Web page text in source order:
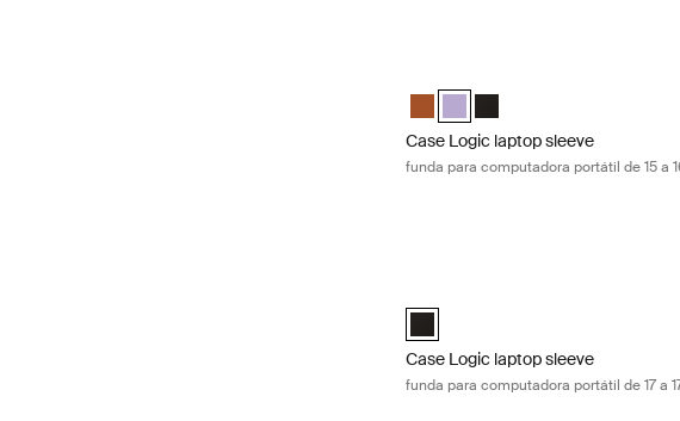
Case Logic 15-16" Laptop Sleeve
Case Logic 15-16" Laptop
Case Logic 15-16" Laptop
Case Logic laptop sleeve
funda para computadora portátil de 15 a
Case Logic 17-17.3" Laptop Sleeve
Case Logic laptop sleeve
funda para computadora portátil de 17 a